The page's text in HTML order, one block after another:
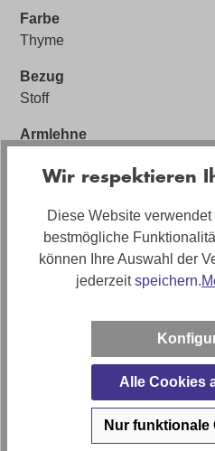
Farbe
Thyme
Bezug
Stoff
Armlehne
Bezugsmaterial
Stoff Fusion
Artikelabmessungen
Breite: ca. 49, Tiefe: ca. 64,
Artikel Bezeichnung
Esszimmerstuhl in Stoff mit
Wir respektieren
Diese Website
bestmögliche
können Ihre Auswahl der
jederzeitspeichern.
Alle Cookies
Nur funktionale